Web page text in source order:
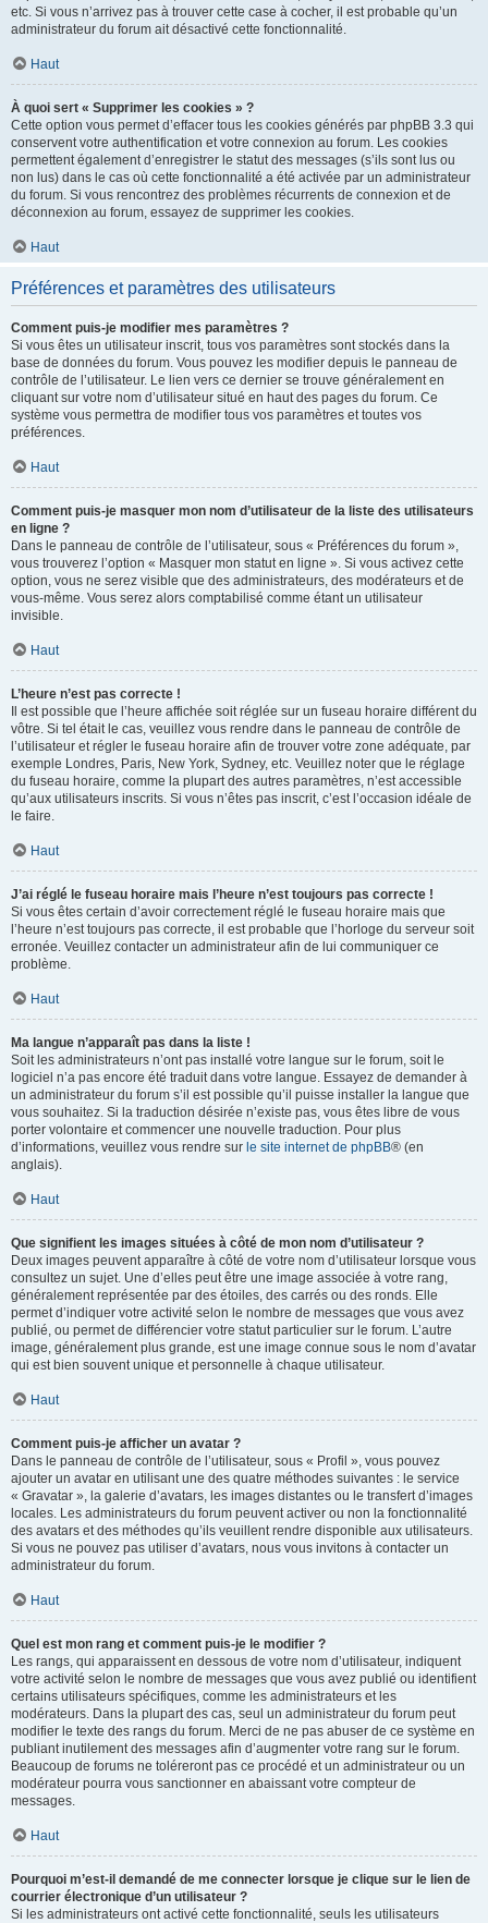
etc. Si vous n’arrivez pas à trouver cette case à cocher, il est probable qu’un
administrateur du forum ait désactivé cette fonctionnalité.
Haut
À quoi sert « Supprimer les cookies » ?
Cette option vous permet d’effacer tous les cookies générés par phpBB 3.3 qui
conservent votre authentification et votre connexion au forum. Les cookies
permettent également d’enregistrer le statut des messages (s’ils sont lus ou
non lus) dans le cas où cette fonctionnalité a été activée par un administrateur
du forum. Si vous rencontrez des problèmes récurrents de connexion et de
déconnexion au forum, essayez de supprimer les cookies.
Haut
Préférences et paramètres des utilisateurs
Comment puis-je modifier mes paramètres ?
Si vous êtes un utilisateur inscrit, tous vos paramètres sont stockés dans la
base de données du forum. Vous pouvez les modifier depuis le panneau de
contrôle de l’utilisateur. Le lien vers ce dernier se trouve généralement en
cliquant sur votre nom d’utilisateur situé en haut des pages du forum. Ce
système vous permettra de modifier tous vos paramètres et toutes vos
préférences.
Haut
Comment puis-je masquer mon nom d’utilisateur de la liste des utilisateurs
en ligne ?
Dans le panneau de contrôle de l’utilisateur, sous « Préférences du forum »,
vous trouverez l’option « Masquer mon statut en ligne ». Si vous activez cette
option, vous ne serez visible que des administrateurs, des modérateurs et de
vous-même. Vous serez alors comptabilisé comme étant un utilisateur
invisible.
Haut
L’heure n’est pas correcte !
Il est possible que l’heure affichée soit réglée sur un fuseau horaire différent du
vôtre. Si tel était le cas, veuillez vous rendre dans le panneau de contrôle de
l’utilisateur et régler le fuseau horaire afin de trouver votre zone adéquate, par
exemple Londres, Paris, New York, Sydney, etc. Veuillez noter que le réglage
du fuseau horaire, comme la plupart des autres paramètres, n’est accessible
qu’aux utilisateurs inscrits. Si vous n’êtes pas inscrit, c’est l’occasion idéale de
le faire.
Haut
J’ai réglé le fuseau horaire mais l’heure n’est toujours pas correcte !
Si vous êtes certain d’avoir correctement réglé le fuseau horaire mais que
l’heure n’est toujours pas correcte, il est probable que l’horloge du serveur soit
erronée. Veuillez contacter un administrateur afin de lui communiquer ce
problème.
Haut
Ma langue n’apparaît pas dans la liste !
Soit les administrateurs n’ont pas installé votre langue sur le forum, soit le
logiciel n’a pas encore été traduit dans votre langue. Essayez de demander à
un administrateur du forum s’il est possible qu’il puisse installer la langue que
vous souhaitez. Si la traduction désirée n’existe pas, vous êtes libre de vous
porter volontaire et commencer une nouvelle traduction. Pour plus
d’informations, veuillez vous rendre sur le site internet de phpBB® (en
anglais).
Haut
Que signifient les images situées à côté de mon nom d’utilisateur ?
Deux images peuvent apparaître à côté de votre nom d’utilisateur lorsque vous
consultez un sujet. Une d’elles peut être une image associée à votre rang,
généralement représentée par des étoiles, des carrés ou des ronds. Elle
permet d’indiquer votre activité selon le nombre de messages que vous avez
publié, ou permet de différencier votre statut particulier sur le forum. L’autre
image, généralement plus grande, est une image connue sous le nom d’avatar
qui est bien souvent unique et personnelle à chaque utilisateur.
Haut
Comment puis-je afficher un avatar ?
Dans le panneau de contrôle de l’utilisateur, sous « Profil », vous pouvez
ajouter un avatar en utilisant une des quatre méthodes suivantes : le service
« Gravatar », la galerie d’avatars, les images distantes ou le transfert d’images
locales. Les administrateurs du forum peuvent activer ou non la fonctionnalité
des avatars et des méthodes qu’ils veuillent rendre disponible aux utilisateurs.
Si vous ne pouvez pas utiliser d’avatars, nous vous invitons à contacter un
administrateur du forum.
Haut
Quel est mon rang et comment puis-je le modifier ?
Les rangs, qui apparaissent en dessous de votre nom d’utilisateur, indiquent
votre activité selon le nombre de messages que vous avez publié ou identifient
certains utilisateurs spécifiques, comme les administrateurs et les
modérateurs. Dans la plupart des cas, seul un administrateur du forum peut
modifier le texte des rangs du forum. Merci de ne pas abuser de ce système en
publiant inutilement des messages afin d’augmenter votre rang sur le forum.
Beaucoup de forums ne toléreront pas ce procédé et un administrateur ou un
modérateur pourra vous sanctionner en abaissant votre compteur de
messages.
Haut
Pourquoi m’est-il demandé de me connecter lorsque je clique sur le lien de
courrier électronique d’un utilisateur ?
Si les administrateurs ont activé cette fonctionnalité, seuls les utilisateurs